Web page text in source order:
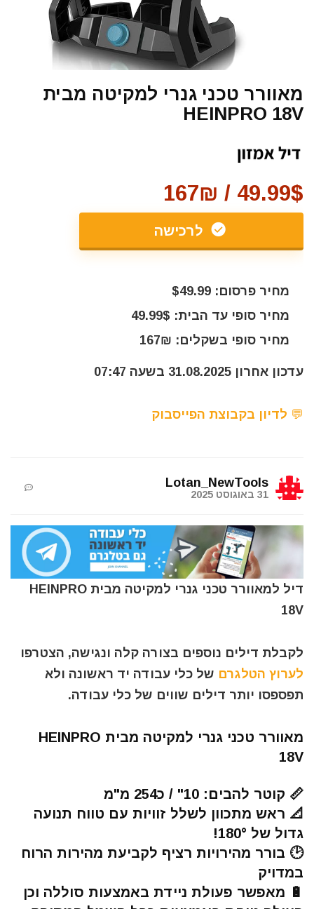
מאוורר טכני גנרי למקיטה מבית
HEINPRO 18V
49.99$ / 167₪
לרכישה
מחיר פרסום: $49.99
מחיר סופי עד הבית: 49.99$
מחיר סופי בשקלים: 167₪
עדכון אחרון 31.08.2025 בשעה 07:47
💬 לדיון בקבוצת הפייסבוק
Lotan_NewTools
31 באוגוסט 2025
דיל למאוורר טכני גנרי למקיטה מבית HEINPRO
18V
לקבלת דילים נוספים בצורה קלה ונגישה, הצטרפו
לערוץ הטלגרם של כלי עבודה יד ראשונה ולא
תפספסו יותר דילים שווים של כלי עבודה.
מאוורר טכני גנרי למקיטה מבית HEINPRO
18V
📏 קוטר להבים: 10" / כ254 מ"מ
📐 ראש מתכוון לשלל זוויות עם טווח תנועה
גדול של 180°!
🕑 בורר מהירויות רציף לקביעת מהירות הרוח
במדויק
🔋 מאפשר פעולת ניידת באמצעות סוללה וכן